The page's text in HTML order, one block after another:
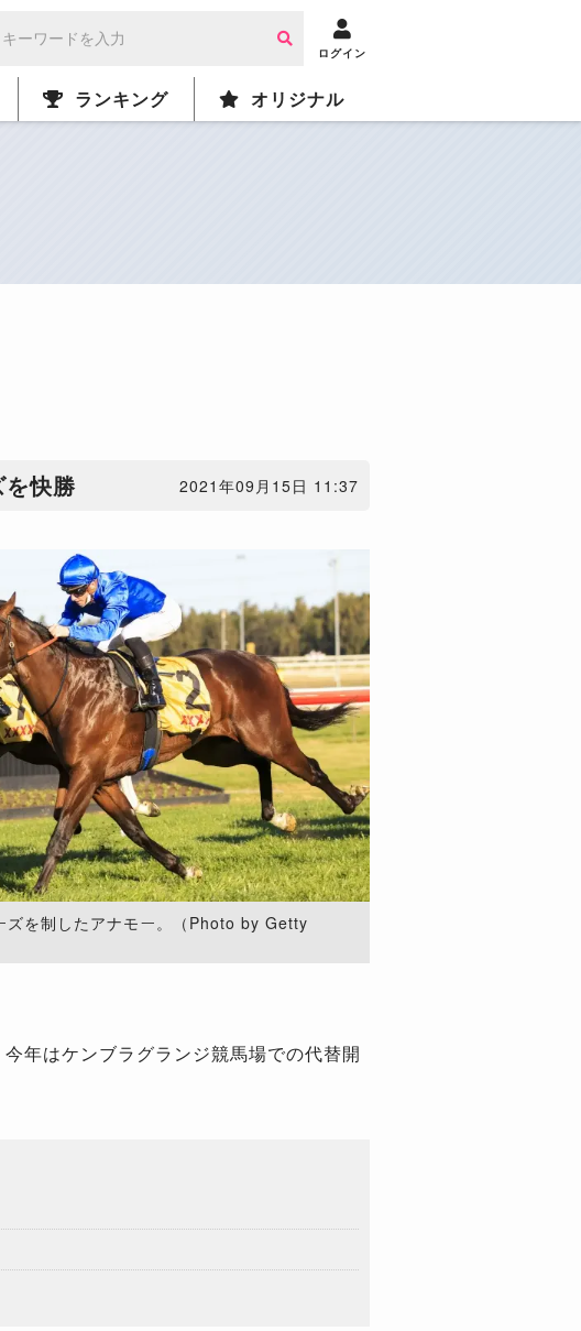
ログイン
ランキング オリジナル
快勝 2021年09月15日 11:37
ズを制したアナモー。（Photo by Getty
年はケンブラグランジ競馬場での代替開